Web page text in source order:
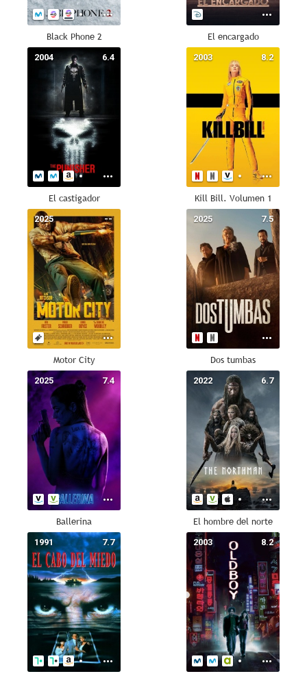
Black Phone 2 El encargado
6.4
2004
El castigador
8.2
2003
Kill Bill. Volumen 1
--
2025
Motor City
7.5
2025
Dos tumbas
7.4
2025
Ballerina
6.7
2022
El hombre del norte
7.7
1991 8.2
2003